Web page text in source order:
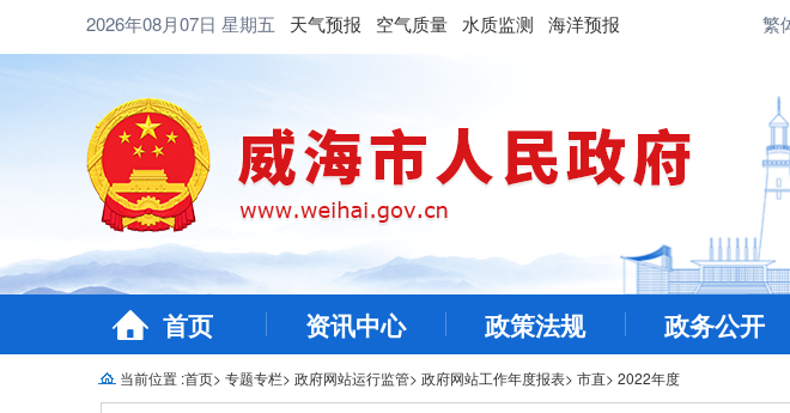
2026年08月07日 星期五 天气预报 空气质量 水质监测 海洋预报 繁
首页 资讯中心 政策法规 政务公开
当前位置 :首页> 专题专栏> 政府网站运行监管> 政府网站工作年度报表> 市直> 2022年度